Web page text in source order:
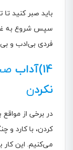
باید صبر کنید
سپس شروع به
فردی بی‌ادب و
14)آداب
نکردن
در برخی از
کردن، با کارد و
می‌کنیم. این کار